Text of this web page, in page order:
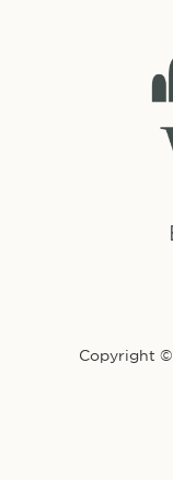
Copyright ©